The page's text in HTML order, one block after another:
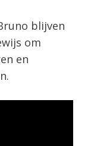
blijven
om
en